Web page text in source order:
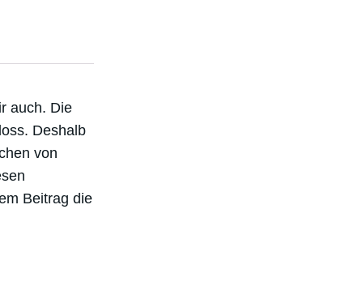
auch. Die
Deshalb
von
Beitrag die